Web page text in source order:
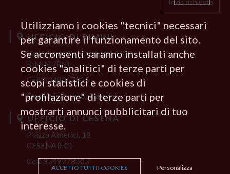
UFFICIO DI RIMINI
Viale Giacomo Matteotti, 13/B
RIMINI (RN)
Cell.3348267835
Emailinfo@immobiliarelh.it
UFFICIO DI CESENA
Piazza Almerici, 18
CESENA (FC)
Cell. 3519278505
Utilizziamo i cookies "tecnici" necessari
per garantire il funzionamento del sito.
Se acconsenti saranno installati anche
cookies "analitici" di terze parti per
scopi statistici e cookies di
"profilazione" di terze parti per
mostrarti annunci pubblicitari di tuo
interesse.
ACCETTO TUTTI I COOKIES Personalizza